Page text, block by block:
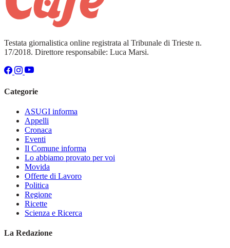
Testata giornalistica online registrata al Tribunale di Trieste n.
17/2018. Direttore responsabile: Luca Marsi.
Categorie
ASUGI informa
Appelli
Cronaca
Eventi
Il Comune informa
Lo abbiamo provato per voi
Movida
Offerte di Lavoro
Politica
Regione
Ricette
Scienza e Ricerca
La Redazione